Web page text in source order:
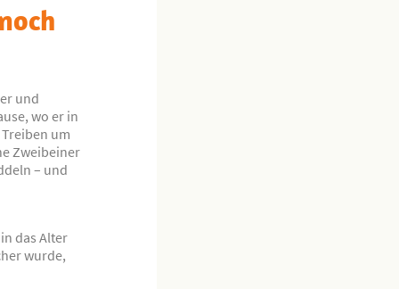
und
wo er in
um
Zweibeiner
– und
das Alter
wurde,